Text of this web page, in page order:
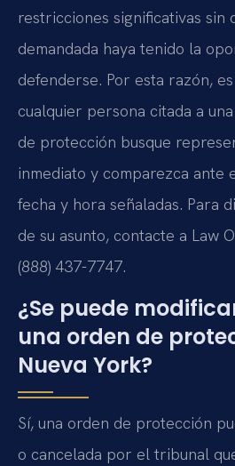
restricciones significativas sin
demandada haya tenido la
defenderse. Por esta razón,
cualquier persona citada a
de protección busque
inmediato y comparezca ante
fecha y hora señaladas. Para
de su asunto, contacte a Law
(888) 437-7747.
¿Se puede
una orden de
Nueva York?
Sí, una orden de protección
o cancelada por el tribunal